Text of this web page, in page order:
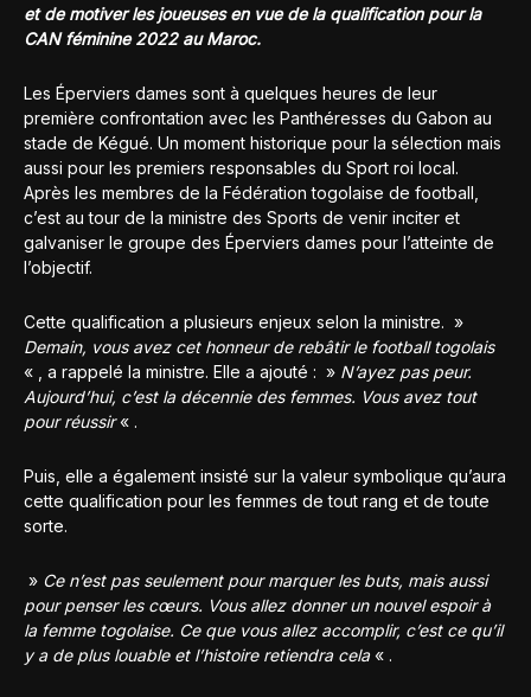
et de motiver les joueuses en vue de la qualification pour la
CAN féminine 2022 au Maroc.
Les Éperviers dames sont à quelques heures de leur
première confrontation avec les Panthéresses du Gabon au
stade de Kégué. Un moment historique pour la sélection mais
aussi pour les premiers responsables du Sport roi local.
Après les membres de la Fédération togolaise de football,
c’est au tour de la ministre des Sports de venir inciter et
galvaniser le groupe des Éperviers dames pour l’atteinte de
l’objectif.
Cette qualification a plusieurs enjeux selon la ministre. »
Demain, vous avez cet honneur de rebâtir le football togolais
« , a rappelé la ministre. Elle a ajouté : » N’ayez pas peur.
Aujourd’hui, c’est la décennie des femmes. Vous avez tout
pour réussir« .
Puis, elle a également insisté sur la valeur symbolique qu’aura
cette qualification pour les femmes de tout rang et de toute
sorte.
» Ce n’est pas seulement pour marquer les buts, mais aussi
pour penser les cœurs. Vous allez donner un nouvel espoir à
la femme togolaise. Ce que vous allez accomplir, c’est ce qu’il
y a de plus louable et l’histoire retiendra cela« .